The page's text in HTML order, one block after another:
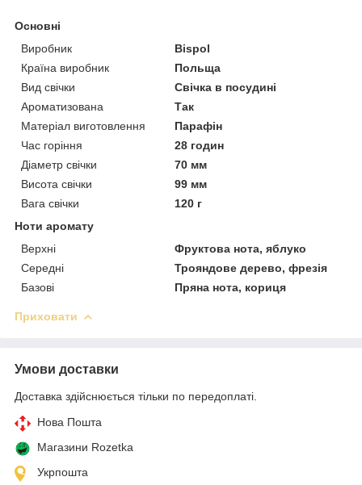
Основні
Виробник
Bispol
Країна виробник
Польща
Вид свічки
Свічка в посудині
Ароматизована
Так
Матеріал виготовлення
Парафін
Час горіння
28 годин
Діаметр свічки
70 мм
Висота свічки
99 мм
Вага свічки
120 г
Ноти аромату
Верхні
Фруктова нота, яблуко
Середні
Трояндове дерево, фрезія
Базові
Пряна нота, кориця
Приховати
Умови доставки
Доставка здійснюється тільки по передоплаті.
Нова Пошта
Магазини Rozetka
Укрпошта